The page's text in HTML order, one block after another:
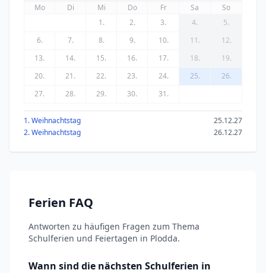
Mo
Di Mi Do Fr Sa
So
1.
2. 3. 4.
5.
6.
7. 8. 9. 10. 11.
12.
13.
14. 15. 16. 17. 18.
19.
20.
21. 22. 23. 24. 25.
26.
27.
28. 29. 30. 31.
1. Weihnachtstag
25.12.27
2. Weihnachtstag
26.12.27
Ferien FAQ
Antworten zu häufigen Fragen zum Thema
Schulferien und Feiertagen in Plodda.
Wann sind die nächsten Schulferien in